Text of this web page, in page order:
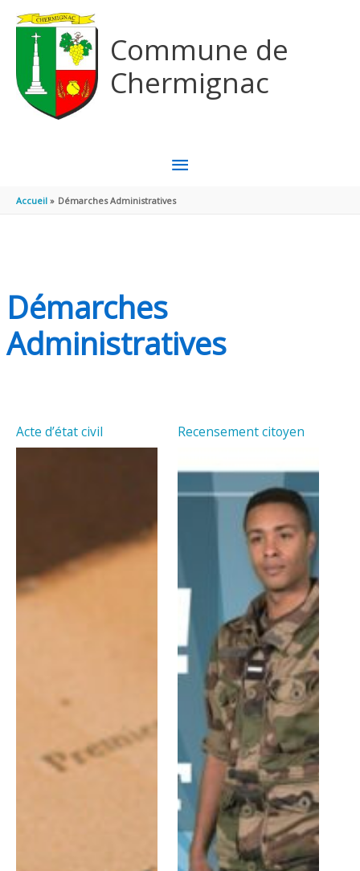
Commune de
Chermignac
MENU
PRINCIPAL
Accueil Démarches Administratives
Démarches
Administratives
Acte d’état civil Recensement citoyen